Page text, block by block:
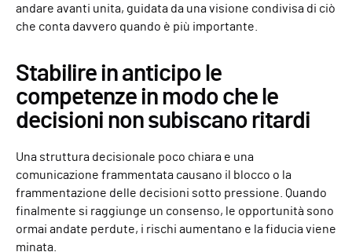
andare avanti unita, guidata da una visione condivisa di ciò
che conta davvero quando è più importante.
Stabilire in anticipo le
competenze in modo che le
decisioni non subiscano ritardi
Una struttura decisionale poco chiara e una
comunicazione frammentata causano il blocco o la
frammentazione delle decisioni sotto pressione. Quando
finalmente si raggiunge un consenso, le opportunità sono
ormai andate perdute, i rischi aumentano e la fiducia viene
minata.